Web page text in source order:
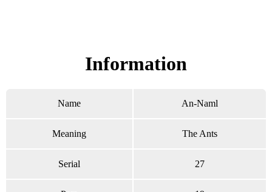
Information
Name An-Naml
Meaning The Ants
Serial 27